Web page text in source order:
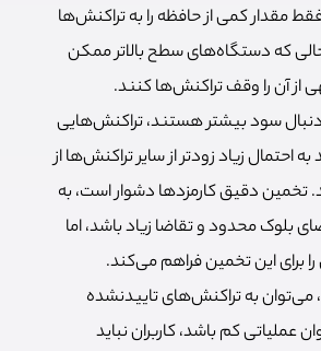
مقدار کمی از حافظه را به تراکنش‌ها
که دستگاه‌های سطح بالاتر ممکن
از آن را وقف تراکنش‌ها کنند.
دنبال سود بیشتر هستند، تراکنش‌هایی
به احتمال زیاد زودتر از سایر تراکنش‌ها از
دقیق کارمزدها دشوار است، به
محدود و تقاضا زیاد باشد، اما
برای این تخمین فراهم می‌کند.
می‌توان به تراکنش‌های تاییدنشده
عملیاتی کم باشد، کاربران نباید